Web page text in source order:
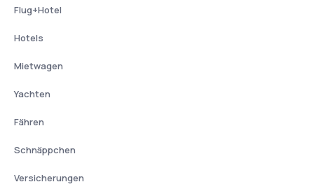
Flug+Hotel
Hotels
Mietwagen
Yachten
Fähren
Schnäppchen
Versicherungen